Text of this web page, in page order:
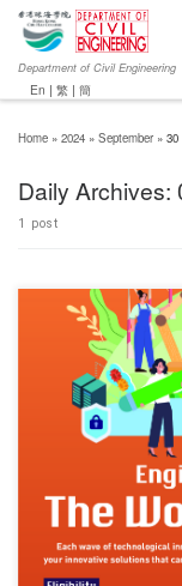
Department of Civil Engineering
En | 繁 | 簡
Home » 2024 » September » 30
Daily Archives:
1 post
对不起，此内容只适用于English.